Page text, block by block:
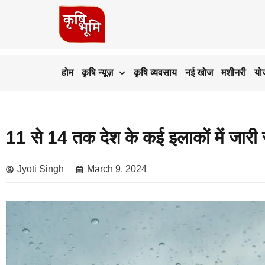
होम कृषि न्यूज़ कृषि व्यवसाय नई खोज मशीनरी
11 से 14 तक देश के कई इलाकों में जारी
Jyoti Singh March 9, 2024